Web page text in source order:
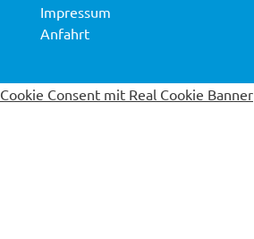
Impressum
Anfahrt
Cookie Consent mit Real Cookie Banner